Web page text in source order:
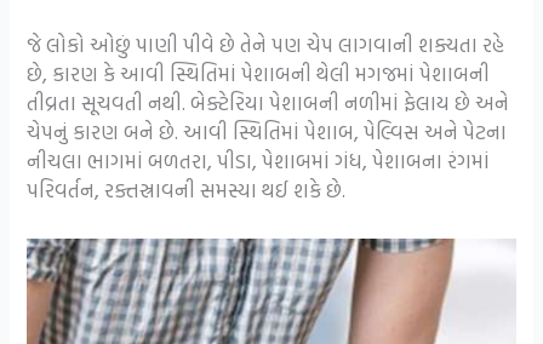
જે લોકો ઓછું પાણી પીવે છે તેને પણ ચેપ લાગવાની શક્યતા રહે
છે, કારણ કે આવી સ્થિતિમાં પેશાબની થેલી મગજમાં પેશાબની
તીવ્રતા સૂચવતી નથી. બેક્ટેરિયા પેશાબની નળીમાં ફેલાય છે અને
ચેપનું કારણ બને છે. આવી સ્થિતિમાં પેશાબ, પેલ્વિસ અને પેટના
નીચલા ભાગમાં બળતરા, પીડા, પેશાબમાં ગંધ, પેશાબના રંગમાં
પરિવર્તન, રક્તસ્રાવની સમસ્યા થઈ શકે છે.